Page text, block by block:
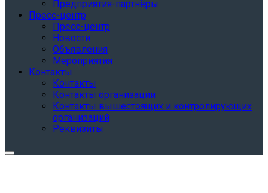
Предприятия-партнёры
Пресс-центр
Пресс-центр
Новости
Объявления
Мероприятия
Контакты
Контакты
Контакты организации
Контакты вышестоящих и контролирующих
организаций
Реквизиты